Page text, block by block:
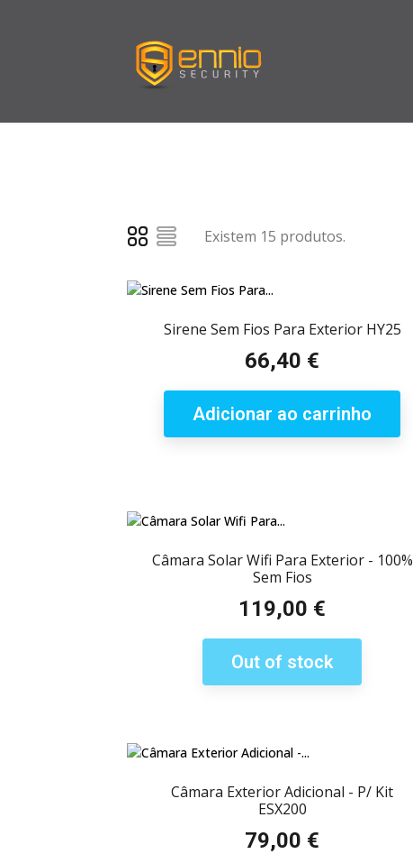
Existem 15 produtos.
Sirene Sem Fios Para Exterior HY25
Preço
66,40 €
Adicionar ao carrinho
Câmara Solar Wifi Para Exterior - 100%
Sem Fios
Preço
119,00 €
Out of stock
Câmara Exterior Adicional - P/ Kit
ESX200
Preço
79,00 €